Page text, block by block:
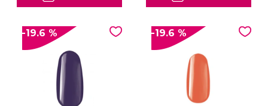
-19.6 % -19.6 %